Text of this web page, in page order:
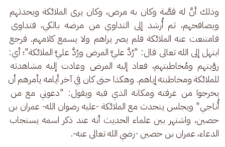
وذلك أنَّ له قصَّة وكان به مرض، وكان يرى الملائكة ويحدثهم
ويصافحهم، ثم أُرشد إلى التداوي من مرضه بالكي، فتداوى
فامتنعت عنه الملائكة فلم يصر يراهم ولا يسمع كلامهم. فرجع
ابتهل إلى الله تعالى قال: "رُدَّ عليَّ المرض ورُدَّ عليَّ الملائكة"؛ أي:
رؤيتهم ومُخاطبتهم، فعاد إليه المرض وعادت إليه مشاهدته
للملائكة ومخاطبته إياهم. وهكذا حتى كان في آخر أيامه يأمرهم أن
يخرجوا من غرفته ومكانه الذي فيه ويقول: "دعوني مع من
أُناجي" ويجلس يتحدث مع الملائكة -عليه رضوان الله- عمران بن
حصين، واشتهر بين علماء الحديث أنه عند ذكر اسمه يستجاب
الدعاء، عمران بن حصين -رضي الله تعالى عنه-.